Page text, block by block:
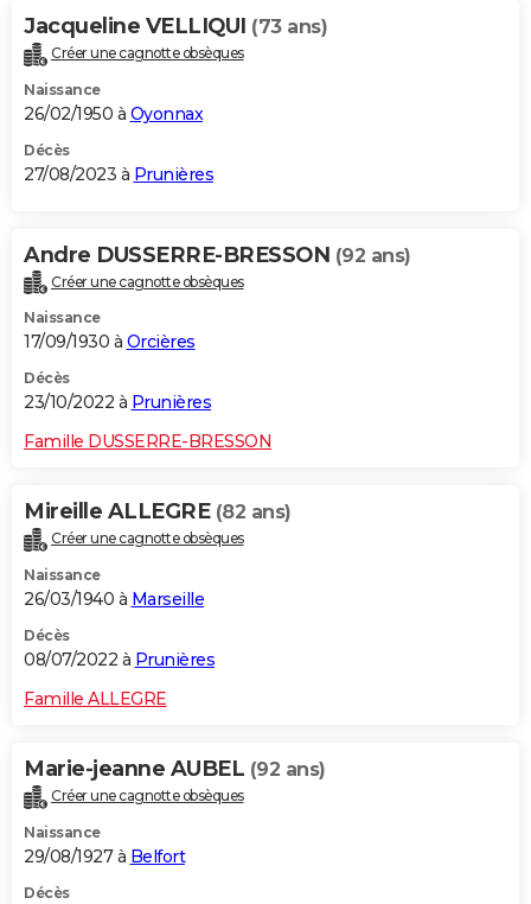
Jacqueline VELLIQUI (73 ans)
Créer une cagnotte obsèques
Naissance
26/02/1950 à Oyonnax
Décès
27/08/2023 à Prunières
Andre DUSSERRE-BRESSON (92 ans)
Créer une cagnotte obsèques
Naissance
17/09/1930 à Orcières
Décès
23/10/2022 à Prunières
Famille DUSSERRE-BRESSON
Mireille ALLEGRE (82 ans)
Créer une cagnotte obsèques
Naissance
26/03/1940 à Marseille
Décès
08/07/2022 à Prunières
Famille ALLEGRE
Marie-jeanne AUBEL (92 ans)
Créer une cagnotte obsèques
Naissance
29/08/1927 à Belfort
Décès